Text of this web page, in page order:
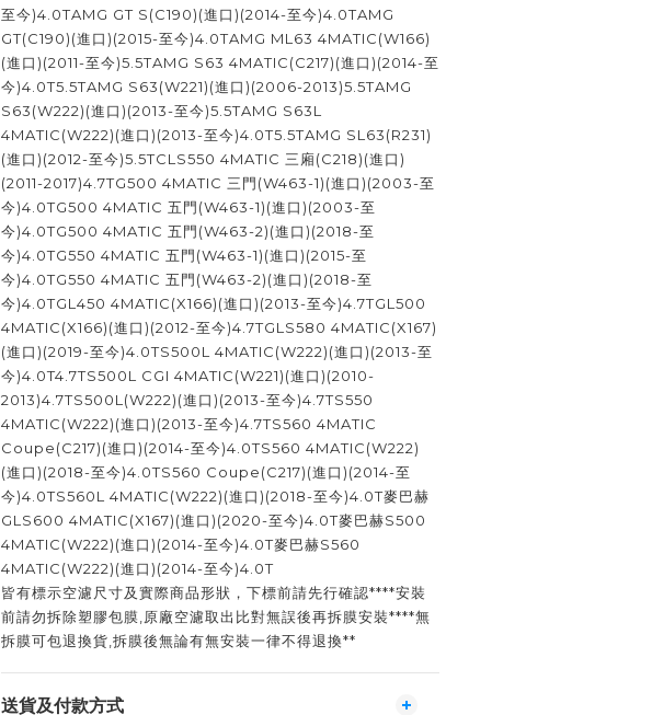
至今)4.0TAMG GT S(C190)(進口)(2014-至今)4.0TAMG
GT(C190)(進口)(2015-至今)4.0TAMG ML63 4MATIC(W166)
(進口)(2011-至今)5.5TAMG S63 4MATIC(C217)(進口)(2014-至
今)4.0T5.5TAMG S63(W221)(進口)(2006-2013)5.5TAMG
S63(W222)(進口)(2013-至今)5.5TAMG S63L
4MATIC(W222)(進口)(2013-至今)4.0T5.5TAMG SL63(R231)
(進口)(2012-至今)5.5TCLS550 4MATIC 三廂(C218)(進口)
(2011-2017)4.7TG500 4MATIC 三門(W463-1)(進口)(2003-至
今)4.0TG500 4MATIC 五門(W463-1)(進口)(2003-至
今)4.0TG500 4MATIC 五門(W463-2)(進口)(2018-至
今)4.0TG550 4MATIC 五門(W463-1)(進口)(2015-至
今)4.0TG550 4MATIC 五門(W463-2)(進口)(2018-至
今)4.0TGL450 4MATIC(X166)(進口)(2013-至今)4.7TGL500
4MATIC(X166)(進口)(2012-至今)4.7TGLS580 4MATIC(X167)
(進口)(2019-至今)4.0TS500L 4MATIC(W222)(進口)(2013-至
今)4.0T4.7TS500L CGI 4MATIC(W221)(進口)(2010-
2013)4.7TS500L(W222)(進口)(2013-至今)4.7TS550
4MATIC(W222)(進口)(2013-至今)4.7TS560 4MATIC
Coupe(C217)(進口)(2014-至今)4.0TS560 4MATIC(W222)
(進口)(2018-至今)4.0TS560 Coupe(C217)(進口)(2014-至
今)4.0TS560L 4MATIC(W222)(進口)(2018-至今)4.0T麥巴赫
GLS600 4MATIC(X167)(進口)(2020-至今)4.0T麥巴赫S500
4MATIC(W222)(進口)(2014-至今)4.0T麥巴赫S560
4MATIC(W222)(進口)(2014-至今)4.0T
皆有標示空濾尺寸及實際商品形狀，下標前請先行確認****安裝
前請勿拆除塑膠包膜,原廠空濾取出比對無誤後再拆膜安裝****無
拆膜可包退換貨,拆膜後無論有無安裝一律不得退換**
送貨及付款方式